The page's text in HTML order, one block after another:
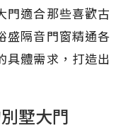
門適合那些喜歡古
盛隔音門窗精通各
具體需求，打造出
墅大門